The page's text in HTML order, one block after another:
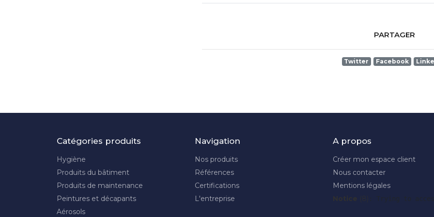
PARTAGER
Twitter Facebook
Catégories produits
Hygiène
Produits du bâtiment
Produits de maintenance
Peintures et décapants
Aérosols
Navigation
Nos produits
Références
Certifications
L'entreprise
A propos
Créer mon espace client
Nous contacter
Mentions légales
: Trying to